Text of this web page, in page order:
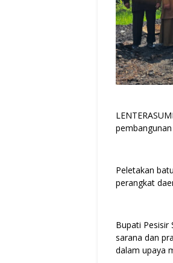
Peletakan
perangkat
Bupati Pesisir
sarana dan
dalam upaya